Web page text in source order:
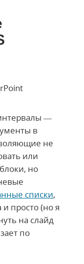
—
в
не
или
но
списки,
и просто (но я
на слайд
по